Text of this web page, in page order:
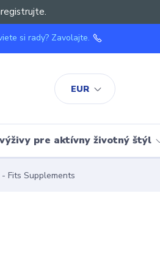
EUR
si rady? Zavolajte.
pre aktívny životný štýl
Fits Supplements